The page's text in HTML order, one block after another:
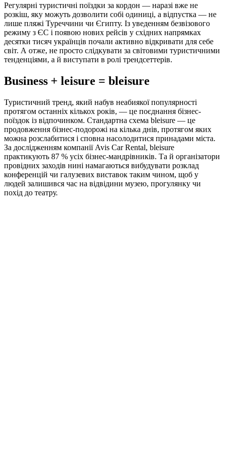
Регулярні туристичні поїздки за кордон — наразі вже не
розкіш, яку можуть дозволити собі одиниці, а відпустка — не
лише пляжі Туреччини чи Єгипту. Із уведенням безвізового
режиму з ЄС і появою нових рейсів у східних напрямках
десятки тисяч українців почали активно відкривати для себе
світ. А отже, не просто слідкувати за світовими туристичними
тенденціями, а й виступати в ролі трендсеттерів.
Business + leisure = bleisure
Туристичний тренд, який набув неабиякої популярності
протягом останніх кількох років, — це поєднання бізнес-
поїздок із відпочинком. Стандартна схема bleisure — це
продовження бізнес-подорожі на кілька днів, протягом яких
можна розслабитися і сповна насолодитися принадами міста.
За дослідженням компанії Avis Car Rental, bleisure
практикують 87 % усіх бізнес-мандрівників. Та й організатори
провідних заходів нині намагаються вибудувати розклад
конференцій чи галузевих виставок таким чином, щоб у
людей залишився час на відвідини музею, прогулянку чи
похід до театру.